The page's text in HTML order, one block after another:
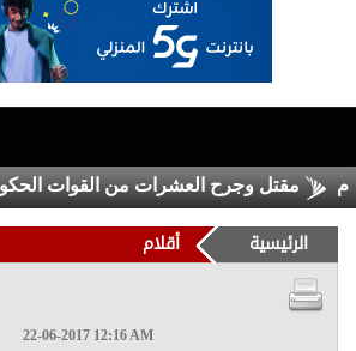
مقتل وجرح العشرات من القوات الحكومية
الرئيسية أقلام
22-06-2017 12:16 AM